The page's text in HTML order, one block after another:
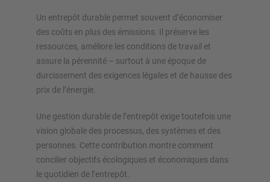
Un entrepôt durable permet souvent d’économiser
des coûts en plus des émissions. Il préserve les
ressources, améliore les conditions de travail et
assure la pérennité – surtout à une époque de
durcissement des exigences légales et de hausse des
prix de l’énergie.
Une gestion durable de l’entrepôt exige toutefois une
vision globale des processus, des systèmes et des
personnes. Cette contribution montre comment
concilier objectifs écologiques et économiques dans
le quotidien de l’entrepôt.